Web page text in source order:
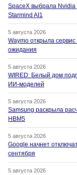
SpaceX выбрала
Starmind AI1
5 августа 2026
Waymo открыла
ожидания
5 августа 2026
WIRED: Белый дом
ИИ-моделей
5 августа 2026
Samsung раскрыла
HBM5
5 августа 2026
Google начнет
сентября
5 августа 2026